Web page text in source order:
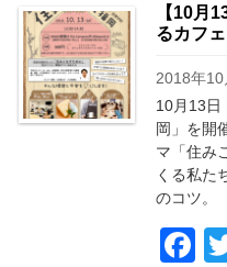
【10月
るカフ
2018年10
10月13日
岡」を開
マ「住み
くる私た
のコツ。